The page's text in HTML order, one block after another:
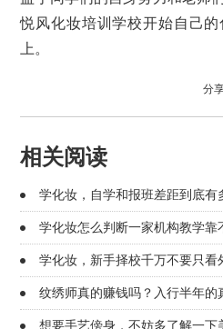
悦风化妆培训学校开始自己
上。
分
相关阅读
学化妆，自学和报班差距到底有
学化妆怎么判断一家机构教学靠
学化妆，新手择校千万不要只看
纹绣师真的赚钱吗？入行半年的
想要手艺傍身，不妨多了解一下